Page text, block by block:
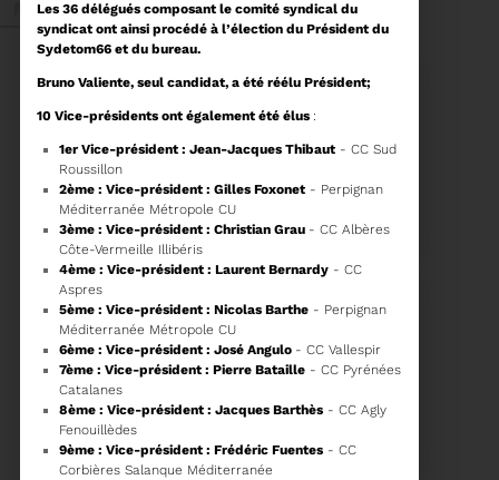
Mai 2026
27/05/2026
BRUNO VALIENTE RÉÉLU
PRÉSIDENT
Élection nouvelle
2032)
20/05/2026
COMITÉ SYNDICAL DU
SYDETOM66
Les 36 délégués composant le comité syndical du
syndicat ont ainsi procédé à l’élection du Président du
Sydetom66 et du bureau.
Bruno Valiente, seul candidat, a été réélu Président;
10 Vice-présidents ont également été élus :
1erVice-président : Jean-Jacques Thibaut- CC Sud
Roussillon
2ème: Vice-président : Gilles Foxonet- Perpignan
Méditerranée Métropole CU
3ème: Vice-président : Christian Grau - CC Albères
Côte-Vermeille Illibéris
4ème: Vice-président : Laurent Bernardy- CC
Aspres
5ème: Vice-président : Nicolas Barthe- Perpignan
Méditerranée Métropole CU
6ème: Vice-président : José Angulo - CC Vallespir
7ème: Vice-président : Pierre Bataille- CC Pyrénées
Catalanes
8ème: Vice-président : Jacques Barthès- CC Agly
Fenouillèdes
9ème: Vice-président : Frédéric Fuentes- CC
Corbières Salanque Méditerranée